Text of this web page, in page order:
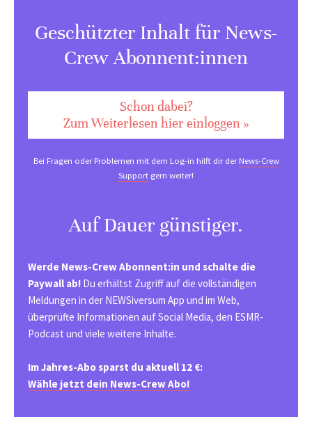
Geschützter Inhalt für News-
Crew Abonnent:innen
Schon dabei?
Zum Weiterlesen hier einloggen »
Bei Fragen oder Problemen mit dem Log-in hilft dir derNews-Crew
Support gern weiter!
Auf Dauer günstiger.
Werde News-Crew Abonnent:in und schalte die
Paywall ab! Du erhältst Zugriff auf die vollständigen
Meldungen in der NEWSiversum App und im Web,
überprüfte Informationen auf Social Media, den ESMR-
Podcast und viele weitere Inhalte.
Im Jahres-Abo sparst du aktuell 12 €:
Wähle jetzt dein News-Crew Abo!